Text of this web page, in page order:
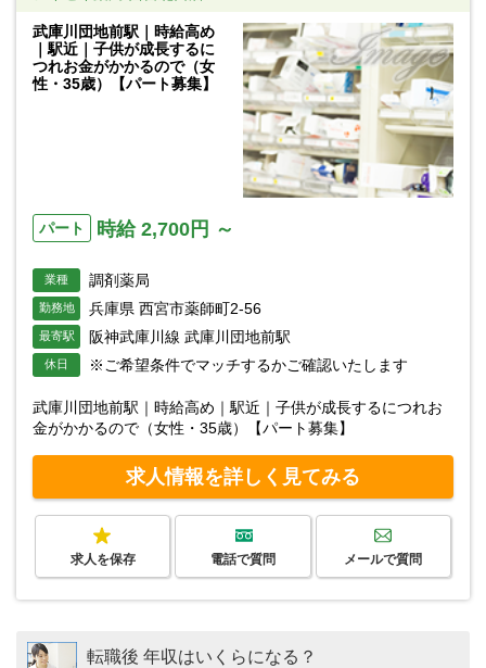
武庫川団地前駅｜時給高め
｜駅近｜子供が成長するに
つれお金がかかるので（女
性・35歳）【パート募集】
パート 時給 2,700円 ～
業種 調剤薬局
勤務地 兵庫県 西宮市薬師町2-56
最寄駅 阪神武庫川線 武庫川団地前駅
休日 ※ご希望条件でマッチするかご確認いたします
武庫川団地前駅｜時給高め｜駅近｜子供が成長するにつれお
金がかかるので（女性・35歳）【パート募集】
求人情報を詳しく見てみる
求人を保存 電話で質問 メールで質問
転職後 年収はいくらになる？